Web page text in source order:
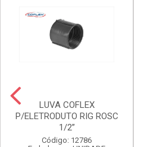
LUVA COFLEX
P/ELETRODUTO RIG ROSC
1/2”
Código: 12786